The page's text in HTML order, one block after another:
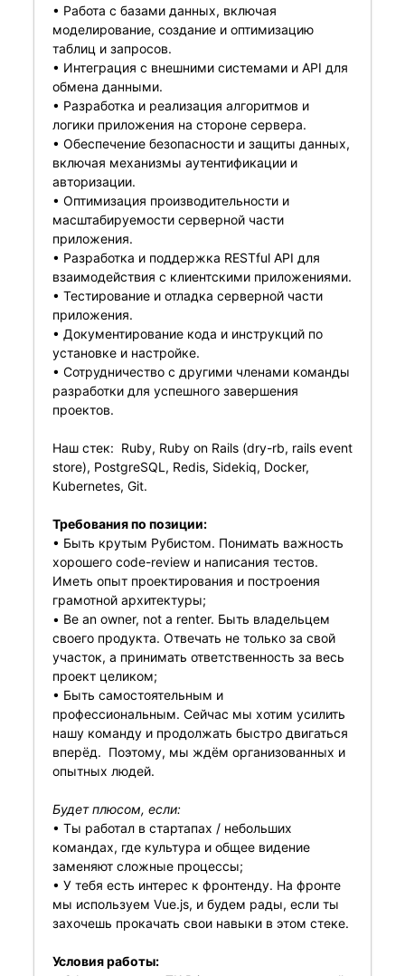
• Работа с базами данных, включая
моделирование, создание и оптимизацию
таблиц и запросов.
• Интеграция с внешними системами и API для
обмена данными.
• Разработка и реализация алгоритмов и
логики приложения на стороне сервера.
• Обеспечение безопасности и защиты данных,
включая механизмы аутентификации и
авторизации.
• Оптимизация производительности и
масштабируемости серверной части
приложения.
• Разработка и поддержка RESTful API для
взаимодействия с клиентскими приложениями.
• Тестирование и отладка серверной части
приложения.
• Документирование кода и инструкций по
установке и настройке.
• Сотрудничество с другими членами команды
разработки для успешного завершения
проектов.
Наш стек: Ruby, Ruby on Rails (dry-rb, rails event
store), PostgreSQL, Redis, Sidekiq, Docker,
Kubernetes, Git.
Требования по позиции:
• Быть крутым Рубистом. Понимать важность
хорошего code-review и написания тестов.
Иметь опыт проектирования и построения
грамотной архитектуры;
• Be an owner, not a renter. Быть владельцем
своего продукта. Отвечать не только за свой
участок, а принимать ответственность за весь
проект целиком;
• Быть самостоятельным и
профессиональным. Сейчас мы хотим усилить
нашу команду и продолжать быстро двигаться
вперёд. Поэтому, мы ждём организованных и
опытных людей.
Будет плюсом, если:
• Ты работал в стартапах / небольших
командах, где культура и общее видение
заменяют сложные процессы;
• У тебя есть интерес к фронтенду. На фронте
мы используем Vue.js, и будем рады, если ты
захочешь прокачать свои навыки в этом стеке.
Условия работы: